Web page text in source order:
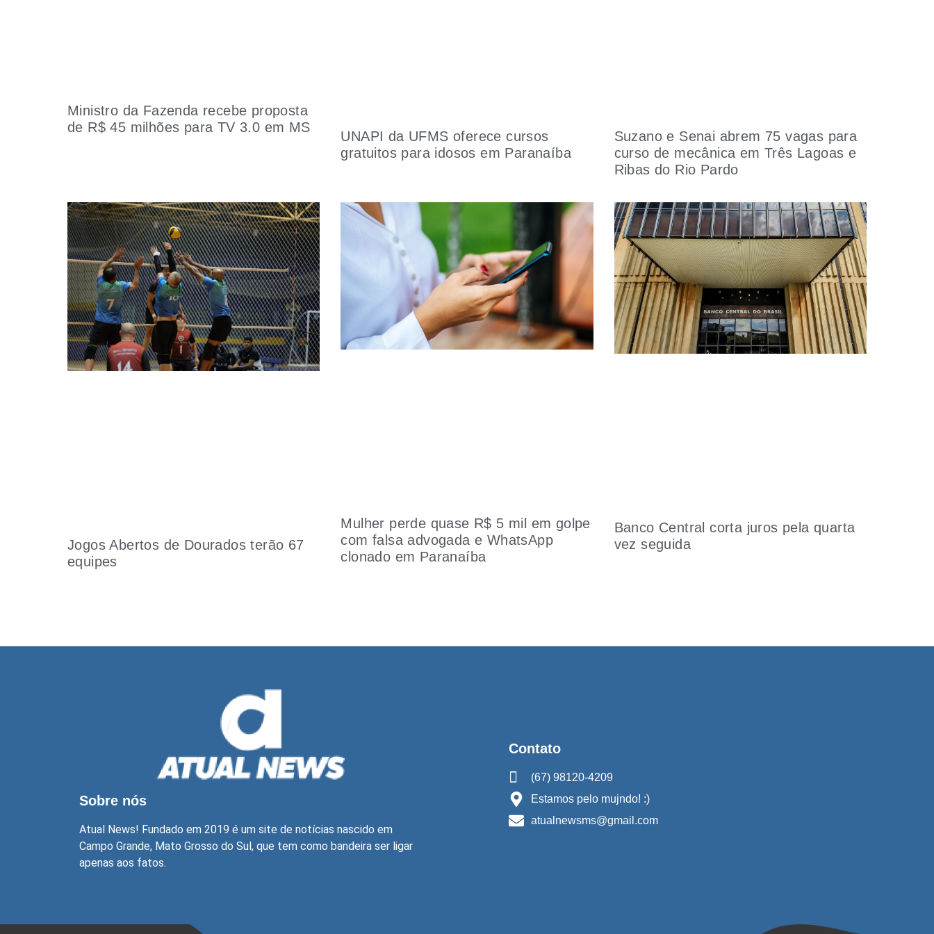
Ministro da Fazenda recebe proposta
de R$ 45 milhões para TV 3.0 em MS
UNAPI da UFMS oferece cursos
gratuitos para idosos em Paranaíba
Suzano e Senai abrem 75 vagas para
curso de mecânica em Três Lagoas e
Ribas do Rio Pardo
Jogos Abertos de Dourados terão 67
equipes
Mulher perde quase R$ 5 mil em golpe
com falsa advogada e WhatsApp
clonado em Paranaíba
Banco Central corta juros pela quarta
vez seguida
Sobre nós
Atual News! Fundado em 2019 é um site de notícias nascido em
Campo Grande, Mato Grosso do Sul, que tem como bandeira ser ligar
apenas aos fatos.
Contato
(67) 98120-4209
Estamos pelo mujndo! :)
atualnewsms@gmail.com